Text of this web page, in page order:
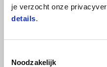
je verzocht onze
details.
Noodzakelijk
Lt volume -